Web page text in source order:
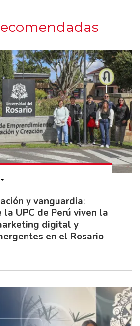
y vanguardia:
UPC de Perú viven la
digital y
en el Rosario